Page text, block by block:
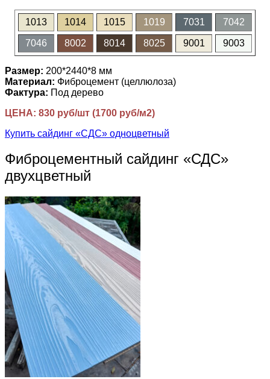
1013 1014 1015 1019 7031 7042
7046 8002 8014 8025 9001 9003
Размер: 200*2440*8 мм
Материал: Фиброцемент (целлюлоза)
Фактура: Под дерево
ЦЕНА: 830 руб/шт (1700 руб/м2)
Купить сайдинг «СДС» одноцветный
Фиброцементный сайдинг «СДС»
двухцветный